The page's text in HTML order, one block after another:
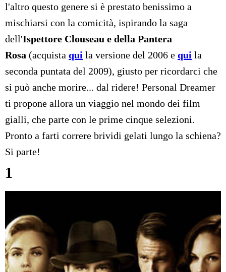
l'altro questo genere si è prestato benissimo a
mischiarsi con la comicità, ispirando la saga
dell'Ispettore Clouseau e della Pantera
Rosa (acquista qui la versione del 2006 e qui la
seconda puntata del 2009), giusto per ricordarci che
si può anche morire... dal ridere! Personal Dreamer
ti propone allora un viaggio nel mondo dei film
gialli, che parte con le prime cinque selezioni.
Pronto a farti correre brividi gelati lungo la schiena?
Si parte!
1